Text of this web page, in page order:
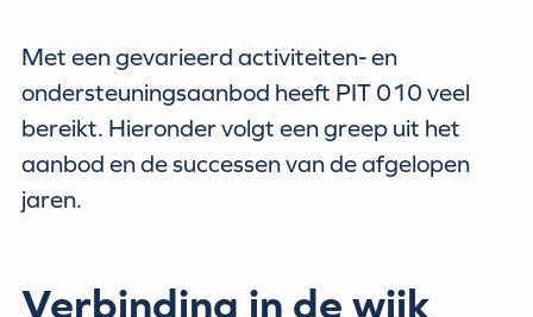
Met een gevarieerd activiteiten- en
ondersteuningsaanbod heeft PIT 010 veel
bereikt. Hieronder volgt een greep uit het
aanbod en de successen van de afgelopen
jaren.
Verbinding in de wijk